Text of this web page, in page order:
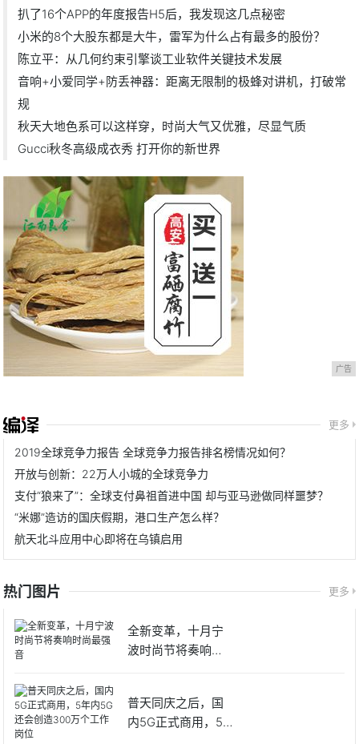
扒了16个APP的年度报告H5后，我发现这几点秘密
小米的8个大股东都是大牛，雷军为什么占有最多的股份？
陈立平：从几何约束引擎谈工业软件关键技术发展
音响+小爱同学+防丢神器：距离无限制的极蜂对讲机，打破常
规
秋天大地色系可以这样穿，时尚大气又优雅，尽显气质
Gucci秋冬高级成衣秀 打开你的新世界
广告
更多
2019全球竞争力报告 全球竞争力报告排名榜情况如何？
开放与创新：22万人小城的全球竞争力
支付“狼来了”：全球支付鼻祖首进中国 却与亚马逊做同样噩梦？
“米娜”造访的国庆假期，港口生产怎么样？
航天北斗应用中心即将在乌镇启用
热门图片 更多
全新变革，十月宁
波时尚节将奏响时
普天同庆之后，国
内5G正式商用，5